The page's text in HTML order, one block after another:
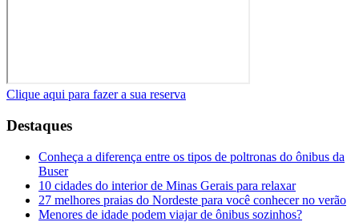
Clique aqui para fazer a sua reserva
Destaques
Conheça a diferença entre os tipos de poltronas do ônibus da
Buser
10 cidades do interior de Minas Gerais para relaxar
27 melhores praias do Nordeste para você conhecer no verão
Menores de idade podem viajar de ônibus sozinhos?